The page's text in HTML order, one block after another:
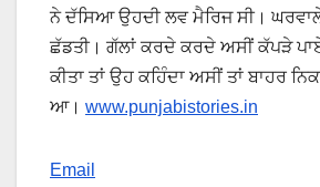
ਨੇ ਦੱਸਿਆ ਉਹਦੀ ਲਵ ਮੈਰਿਜ ਸੀ।
ਛੱਡਤੀ। ਗੱਲਾਂ ਕਰਦੇ ਕਰਦੇ ਅਸੀਂ ਕੱਪੜੇ
ਕੀਤਾ ਤਾਂ ਉਹ ਕਹਿੰਦਾ ਅਸੀਂ ਤਾਂ ਬਾਹਰ
ਆ। www.punjabistories.in
Email